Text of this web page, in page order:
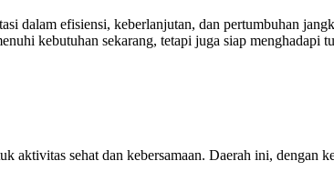
dalam efisiensi, keberlanjutan, dan pertumbuhan
kebutuhan sekarang, tetapi juga siap menghadapi
sehat dan kebersamaan. Daerah ini, dengan